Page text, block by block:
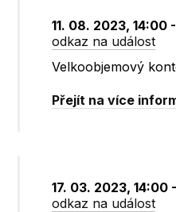
11. 08. 2023, 14:00
odkaz na událost
Velkoobjemový
Přejít na více
17. 03. 2023, 14:00
odkaz na událost